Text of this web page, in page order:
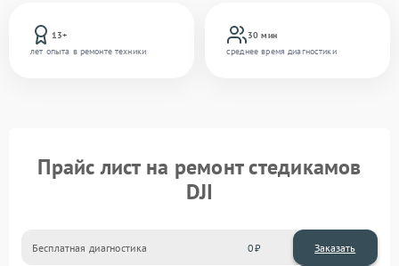
13+
лет опыта в ремонте техники
30 мин
среднее время диагностики
Прайс лист на ремонт стедикамов
DJI
Бесплатная диагностика 0 Заказать